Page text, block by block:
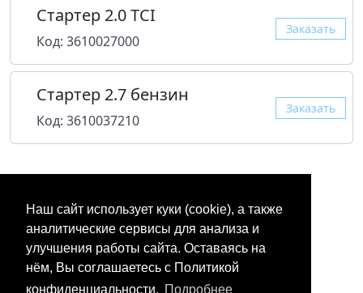
Наш сайт использует куки (cookie), а также
аналитические сервисы для анализа и
улучшения работы сайта. Оставаясь на
нём, Вы соглашаетесь с Политикой
конфиденциальности. Подробнее
Стартер 2.0 TCI
Код: 3610027000
Заказать
Стартер 2.7 бензин
Код: 3610037210
Заказать